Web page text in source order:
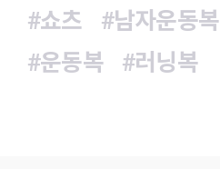
#쇼츠 #남자운동복
#운동복
#러닝복